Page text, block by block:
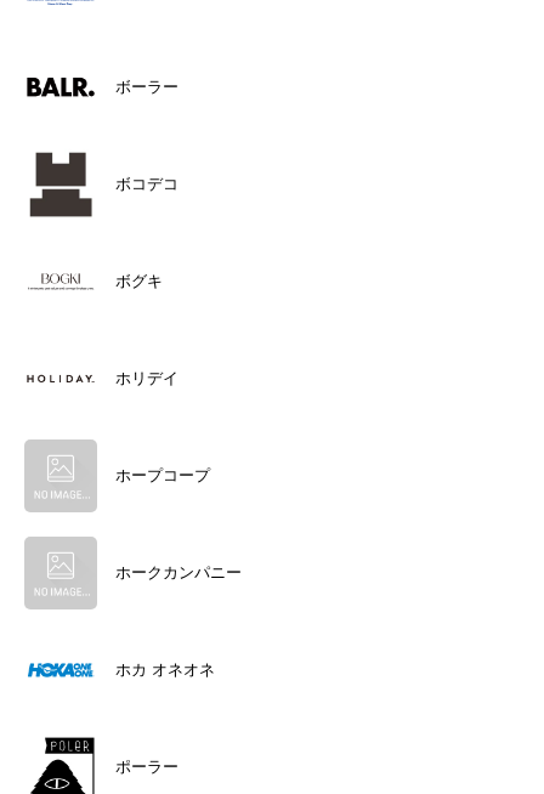
ボーラー
ボコデコ
ボグキ
ホリデイ
ホープコープ
ホークカンパニー
ホカ オネオネ
ポーラー